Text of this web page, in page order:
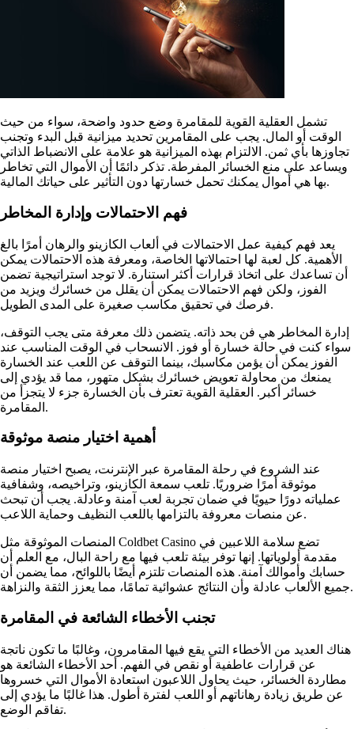
تشمل العقلية القوية للمقامرة وضع حدود واضحة، سواء من حيث
الوقت أو المال. يجب على المقامرين تحديد ميزانية قبل البدء وتجنب
تجاوزها بأي ثمن. الالتزام بهذه الميزانية هو علامة على الانضباط الذاتي
ويساعد على منع الخسائر المفرطة. تذكر دائمًا أن الأموال التي تخاطر
بها هي أموال يمكنك تحمل خسارتها دون التأثير على حياتك المالية.
فهم الاحتمالات وإدارة المخاطر
يعد فهم كيفية عمل الاحتمالات في ألعاب الكازينو والرهان أمرًا بالغ
الأهمية. كل لعبة لها احتمالاتها الخاصة، ومعرفة هذه الاحتمالات يمكن
أن تساعدك على اتخاذ قرارات أكثر استنارة. لا توجد استراتيجية تضمن
الفوز، ولكن فهم الاحتمالات يمكن أن يقلل من خسائرك ويزيد من
فرصك في تحقيق مكاسب صغيرة على المدى الطويل.
إدارة المخاطر هي فن بحد ذاته. يتضمن ذلك معرفة متى يجب التوقف،
سواء كنت في حالة خسارة أو فوز. الانسحاب في الوقت المناسب عند
الفوز يمكن أن يؤمن مكاسبك، بينما التوقف عن اللعب عند الخسارة
يمنعك من محاولة تعويض خسائرك بشكل متهور، مما قد يؤدي إلى
خسائر أكبر. العقلية القوية تعترف بأن الخسارة جزء لا يتجزأ من
المقامرة.
أهمية اختيار منصة موثوقة
عند الشروع في رحلة المقامرة عبر الإنترنت، يصبح اختيار منصة
موثوقة أمرًا ضروريًا. تلعب سمعة الكازينو، وتراخيصه، وشفافية
عملياته دورًا حيويًا في ضمان تجربة لعب آمنة وعادلة. يجب أن تبحث
عن منصات معروفة بالتزامها باللعب النظيف وحماية اللاعب.
المنصات الموثوقة مثل Coldbet Casino تضع سلامة اللاعبين في
مقدمة أولوياتها. إنها توفر بيئة تلعب فيها مع راحة البال، مع العلم أن
حسابك وأموالك آمنة. هذه المنصات تلتزم أيضًا باللوائح، مما يضمن أن
جميع الألعاب عادلة وأن النتائج عشوائية تمامًا، مما يعزز الثقة والنزاهة.
تجنب الأخطاء الشائعة في المقامرة
هناك العديد من الأخطاء التي يقع فيها المقامرون، وغالبًا ما تكون ناتجة
عن قرارات عاطفية أو نقص في الفهم. أحد الأخطاء الشائعة هو
مطاردة الخسائر، حيث يحاول اللاعبون استعادة الأموال التي خسروها
عن طريق زيادة رهاناتهم أو اللعب لفترة أطول. هذا غالبًا ما يؤدي إلى
تفاقم الوضع.